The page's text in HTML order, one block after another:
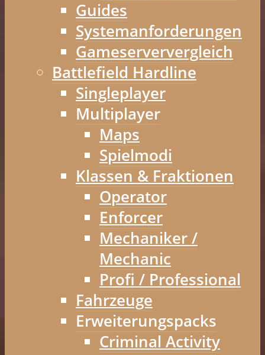
Guides
Systemanforderungen
Gameserververgleich
Battlefield Hardline
Singleplayer
Multiplayer
Maps
Spielmodi
Klassen & Fraktionen
Operator
Enforcer
Mechaniker /
Mechanic
Profi / Professional
Fahrzeuge
Erweiterungspacks
Criminal Activity